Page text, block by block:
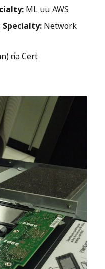
ML บน AWS
Network
) ต่อ Cert